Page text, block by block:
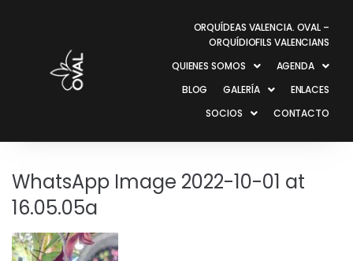
ORQUÍDEAS VALENCIA. OVAL –
ORQUÍDIOFILS VALENCIANS
QUIENES SOMOS
AGENDA
BLOG
GALERÍA
ENLACES
SOCIOS
CONTACTO
WhatsApp Image 2022-10-01 at
16.05.05a